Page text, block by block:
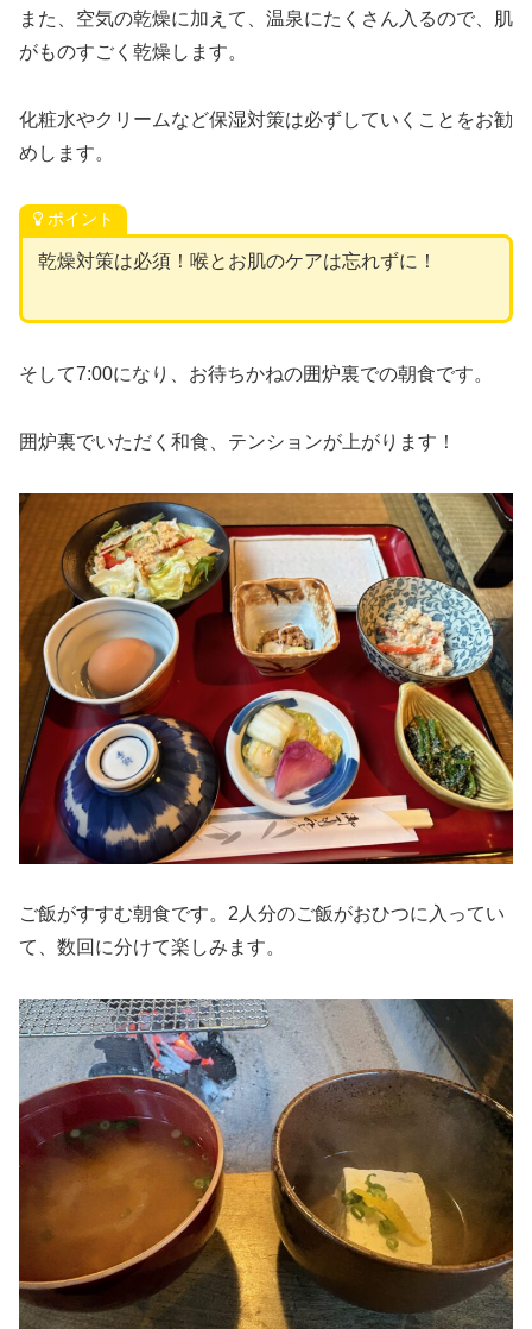
また、空気の乾燥に加えて、温泉にたくさん入るので、肌
がものすごく乾燥します。
化粧水やクリームなど保湿対策は必ずしていくことをお勧
めします。
ポイント
乾燥対策は必須！喉とお肌のケアは忘れずに！
そして7:00になり、お待ちかねの囲炉裏での朝食です。
囲炉裏でいただく和食、テンションが上がります！
ご飯がすすむ朝食です。2人分のご飯がおひつに入ってい
て、数回に分けて楽しみます。